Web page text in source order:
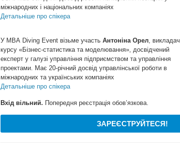
міжнародних і національних компаніях
Детальніше про спікера
У МВА Diving Event візьме участь Антоніна Орел , викладач
курсу «Бізнес-статистика та моделювання», досвідчений
експерт у галузі управління підприємством та управління
проектами. Має 20-річний досвід управлінської роботи в
міжнародних та українських компаніях
Детальніше про спікера
Вхід вільний. Попередня реєстрація обов’язкова.
ЗАРЕЄСТРУЙТЕСЯ!